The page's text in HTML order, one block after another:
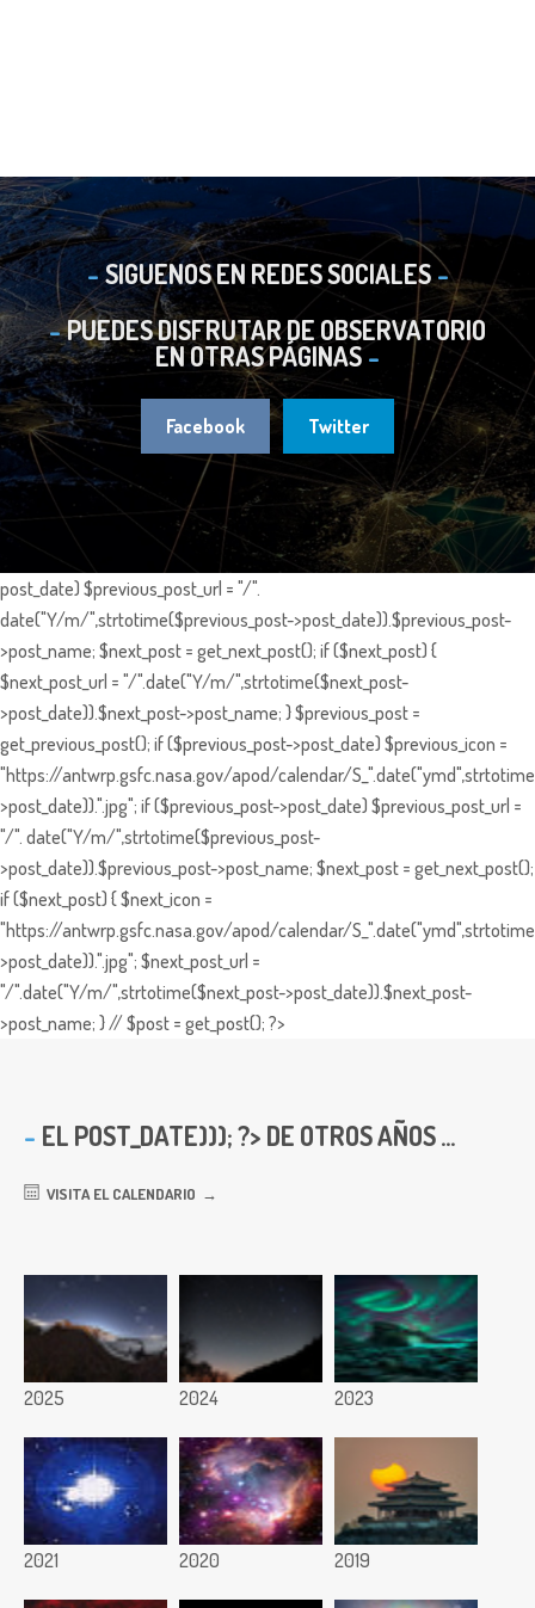
SIGUENOS EN REDES SOCIALES
PUEDES DISFRUTAR DE OBSERVATORIO
EN OTRAS PÁGINAS
Facebook Twitter
post_date) $previous_post_url = "/".
date("Y/m/",strtotime($previous_post->post_date)).$previous_post-
>post_name; $next_post = get_next_post(); if ($next_post) {
$next_post_url = "/".date("Y/m/",strtotime($next_post-
>post_date)).$next_post->post_name; } $previous_post =
get_previous_post(); if ($previous_post->post_date) $previous_icon =
"https://antwrp.gsfc.nasa.gov/apod/calendar/
>post_date)).".jpg"; if ($previous_post->post_date) $previous_post_url =
"/". date("Y/m/",strtotime($previous_post-
>post_date)).$previous_post->post_name; $next_post = get_next_post();
if ($next_post) { $next_icon =
"https://antwrp.gsfc.nasa.gov/apod/calendar/
>post_date)).".jpg"; $next_post_url =
"/".date("Y/m/",strtotime($next_post->post_date)).$next_post-
>post_name; } // $post = get_post(); ?>
EL POST_DATE))); ?> DE OTROS AÑOS ...
VISITA EL CALENDARIO
2025 2024 2023
2021 2020 2019